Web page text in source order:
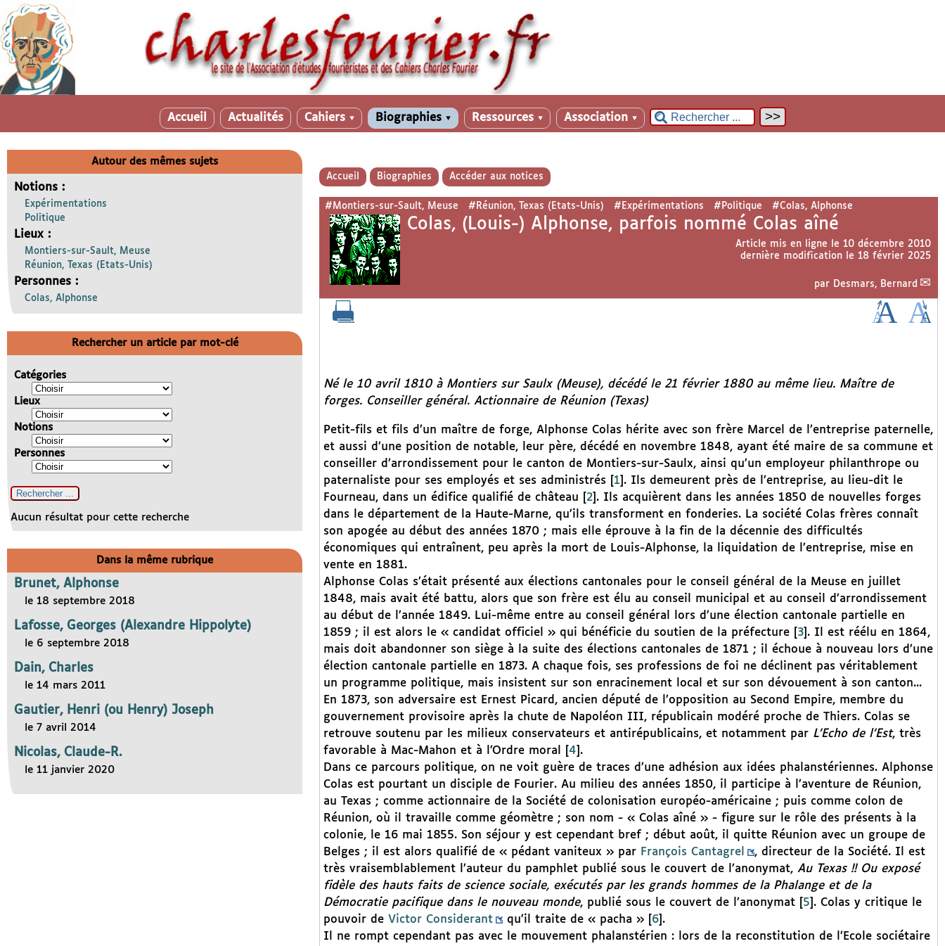
Accueil Actualités Cahiers ▼ Biographies ▼ Ressources ▼ Association ▼
Accueil Biographies Accéder aux notices
#Montiers-sur-Sault, Meuse #Réunion, Texas (Etats-Unis) #Expérimentations #Politique #Colas, Alphonse
Colas, (Louis-) Alphonse, parfois nommé Colas aîné
Article mis en ligne le 10 décembre 2010
dernière modification le 18 février 2025
par Desmars, Bernard
Né le 10 avril 1810 à Montiers sur Saulx (Meuse), décédé le 21 février 1880 au même lieu. Maître de
forges. Conseiller général. Actionnaire de Réunion (Texas)
Petit-fils et fils d’un maître de forge, Alphonse Colas hérite avec son frère Marcel de l’entreprise paternelle,
et aussi d’une position de notable, leur père, décédé en novembre 1848, ayant été maire de sa commune et
conseiller d’arrondissement pour le canton de Montiers-sur-Saulx, ainsi qu’un employeur philanthrope ou
paternaliste pour ses employés et ses administrés
1 . Ils demeurent près de l’entreprise, au lieu-dit le
Fourneau, dans un édifice qualifié de château
2] . Ils acquièrent dans les années 1850 de nouvelles forges
dans le département de la Haute-Marne, qu’ils transforment en fonderies. La société Colas frères connaît
son apogée au début des années 1870 ; mais elle éprouve à la fin de la décennie des difficultés
économiques qui entraînent, peu après la mort de Louis-Alphonse, la liquidation de l’entreprise, mise en
vente en 1881.
Alphonse Colas s’était présenté aux élections cantonales pour le conseil général de la Meuse en juillet
1848, mais avait été battu, alors que son frère est élu au conseil municipal et au conseil d’arrondissement
au début de l’année 1849. Lui-même entre au conseil général lors d’une élection cantonale partielle en
1859 ; il est alors le « candidat officiel » qui bénéficie du soutien de la préfecture[ 3] . Il est réélu en 1864,
mais doit abandonner son siège à la suite des élections cantonales de 1871 ; il échoue à nouveau lors d’une
élection cantonale partielle en 1873. A chaque fois, ses professions de foi ne déclinent pas véritablement
un programme politique, mais insistent sur son enracinement local et sur son dévouement à son canton...
En 1873, son adversaire est Ernest Picard, ancien député de l’opposition au Second Empire, membre du
gouvernement provisoire après la chute de Napoléon III, républicain modéré proche de Thiers. Colas se
retrouve soutenu par les milieux conservateurs et antirépublicains, et notamment par L’Echo de l’Est, très
favorable à Mac-Mahon et à l’Ordre moral
4 .
Dans ce parcours politique, on ne voit guère de traces d’une adhésion aux idées phalanstériennes. Alphonse
Colas est pourtant un disciple de Fourier. Au milieu des années 1850, il participe à l’aventure de Réunion,
au Texas ; comme actionnaire de la Société de colonisation européo-américaine ; puis comme colon de
Réunion, où il travaille comme géomètre ; son nom - « Colas aîné » - figure sur le rôle des présents à la
colonie, le 16 mai 1855. Son séjour y est cependant bref ; début août, il quitte Réunion avec un groupe de
Belges ; il est alors qualifié de « pédant vaniteux » par François Cantagrel
, directeur de la Société. Il est
très vraisemblablement l’auteur du pamphlet publié sous le couvert de l’anonymat, Au Texas !! Ou exposé
fidèle des hauts faits de science sociale, exécutés par les grands hommes de la Phalange et de la
Démocratie pacifique dans le nouveau monde, publié sous le couvert de l’anonymat[ 5 . Colas y critique le
pouvoir de Victor Considerant qu’il traite de « pacha »[ 6] .
Il ne rompt cependant pas avec le mouvement phalanstérien : lors de la reconstitution de l’Ecole sociétaire
Autour des mêmes sujets
Notions :
Expérimentations
Politique
Lieux :
Montiers-sur-Sault, Meuse
Réunion, Texas (Etats-Unis)
Personnes :
Colas, Alphonse
Rechercher un article par mot-clé
Catégories
Lieux
Notions
Personnes
Aucun résultat pour cette recherche
Dans la même rubrique
Brunet, Alphonse
le 18 septembre 2018
Lafosse, Georges (Alexandre Hippolyte)
le 6 septembre 2018
Dain, Charles
le 14 mars 2011
Gautier, Henri (ou Henry) Joseph
le 7 avril 2014
Nicolas, Claude-R.
le 11 janvier 2020